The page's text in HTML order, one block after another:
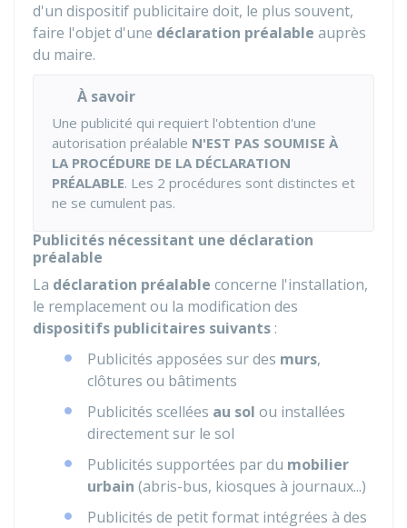
d'un dispositif publicitaire doit, le plus souvent,
faire l'objet d'une déclaration préalable auprès
du maire.
À savoir
Une publicité qui requiert l'obtention d'une
autorisation préalable N'EST PAS SOUMISE À
LA PROCÉDURE DE LA DÉCLARATION
PRÉALABLE. Les 2 procédures sont distinctes et
ne se cumulent pas.
Publicités nécessitant une déclaration
préalable
La déclaration préalable concerne l'installation,
le remplacement ou la modification des
dispositifs publicitaires suivants :
Publicités apposées sur des murs,
clôtures ou bâtiments
Publicités scellées au sol ou installées
directement sur le sol
Publicités supportées par du mobilier
urbain (abris-bus, kiosques à journaux...)
Publicités de petit format intégrées à des